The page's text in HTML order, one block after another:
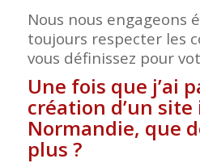
Nous nous engageons
toujours respecter les
vous définissez pour
Une fois que j’ai
création d’un
Normandie, que
plus ?